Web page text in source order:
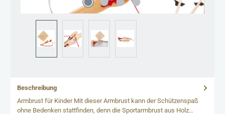
Beschreibung
Armbrust für Kinder Mit dieser Armbrust kann der Schützenspaß
ohne Bedenken stattfinden, denn die Sportarmbrust aus Holz…